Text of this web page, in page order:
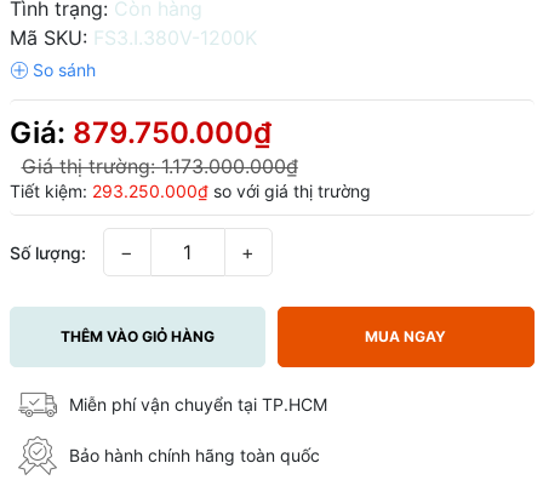
Tình trạng: Còn hàng
Mã SKU: FS3.I.380V-1200K
Giá: 879.750.000₫
Giá thị trường:1.173.000.000₫
Tiết kiệm: 293.250.000₫so với giá thị trường
Số lượng: − +
THÊM VÀO GIỎ HÀNG MUA NGAY
Miễn phí vận chuyển tại TP.HCM
Bảo hành chính hãng toàn quốc